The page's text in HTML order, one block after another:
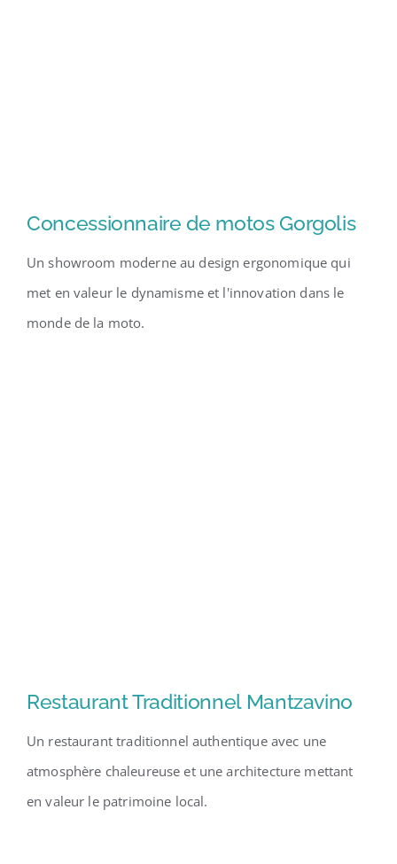
Concessionnaire de motos Gorgolis
Un showroom moderne au design ergonomique qui
met en valeur le dynamisme et l'innovation dans le
monde de la moto.
Restaurant Traditionnel Mantzavino
Un restaurant traditionnel authentique avec une
atmosphère chaleureuse et une architecture mettant
en valeur le patrimoine local.